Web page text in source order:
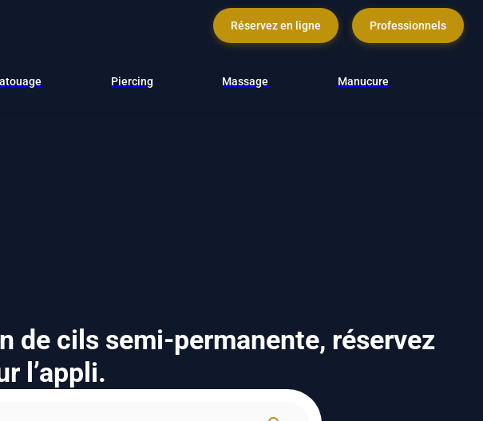
Réservez en ligne Professionnels
Piercing Massage Manucure
de cils semi-permanente, réservez
l’appli.